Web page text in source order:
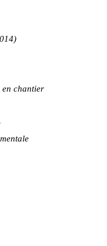
en chantier